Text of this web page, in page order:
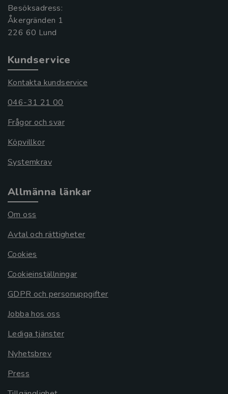
Besöksadress:
Åkergränden 1
Kundservice
Kontakta kundservice
046-31 21 00
Frågor och svar
Köpvillkor
Systemkrav
Allmänna länkar
Om oss
Avtal och rättigheter
Cookies
Cookieinställningar
GDPR och personuppgifter
Jobba hos oss
Lediga tjänster
Nyhetsbrev
Press